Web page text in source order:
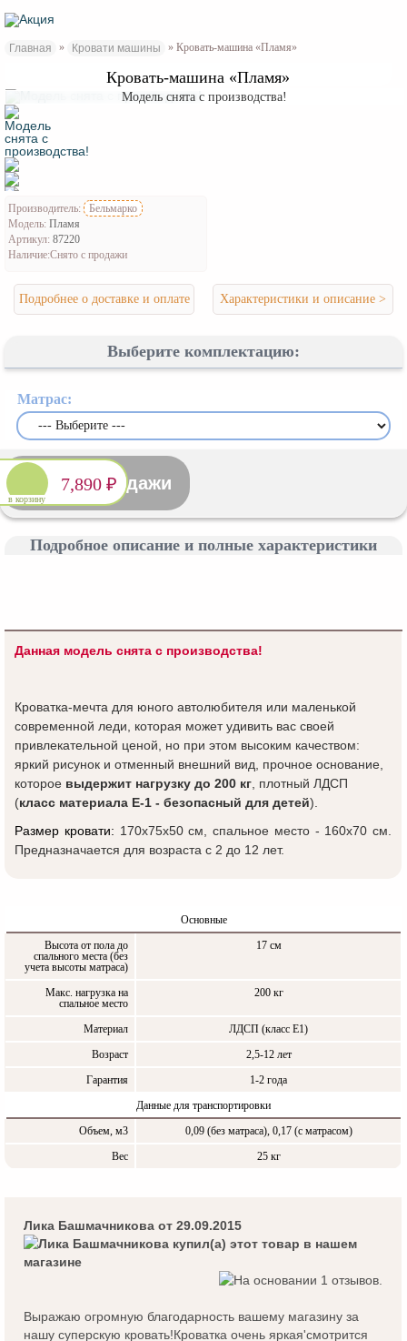
Главная » Кровати машины » Кровать-машина «Пламя»
Кровать-машина «Пламя»
Модель снята с производства!
Производитель:
Бельмарко
Модель: Пламя
Артикул: 87220
Наличие:Снято с продажи
Подробнее о доставке и оплате Характеристики и описание >
Выберите комплектацию:
Матрас:
в корзину
7,890 ₽
Снято с продажи
Подробное описание и полные характеристики
Данная модель снята с производства!
Кроватка-мечта для юного автолюбителя или маленькой
современной леди, которая может удивить вас своей
привлекательной ценой, но при этом высоким качеством:
яркий рисунок и отменный внешний вид, прочное основание,
которое выдержит нагрузку до 200 кг, плотный ЛДСП
(класс материала Е-1 - безопасный для детей).
Размер кровати: 170х75х50см, спальное место - 160x70 см.
Предназначается для возраста с 2 до 12 лет.
Основные
Высота от пола до
спального места (без
учета высоты матраса)
17 см
Макс. нагрузка на
спальное место
200 кг
Материал
ЛДСП (класс Е1)
Возраст
2,5-12 лет
Гарантия
1-2 года
Данные для транспортировки
Объем, м3
0,09 (без матраса), 0,17 (с матрасом)
Вес
25 кг
Лика Башмачниковаот 29.09.2015
Выражаю огромную благодарность вашему магазину за
нашу суперскую кровать!Кроватка очень яркая'смотрится